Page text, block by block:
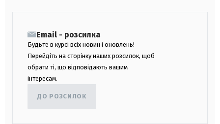
Email - розсилка
Будьте в курсі всіх новин і оновлень!
Перейдіть на сторінку наших розсилок, щоб
обрати ті, що відповідають вашим
інтересам.
ДО РОЗСИЛОК